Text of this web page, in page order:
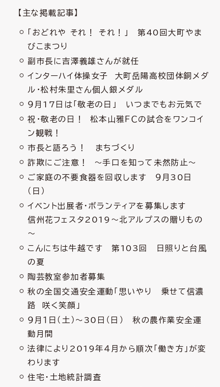
【主な掲載記事】
「おどれや それ！ それ！」 第40回大町やま
びこまつり
副市長に吉澤義雄さんが就任
インターハイ体操女子 大町岳陽高校団体銅メダ
ル・松村朱里さん個人銀メダル
９月17日は「敬老の日」 いつまでもお元気で
祝・敬老の日！ 松本山雅ＦＣの試合をワンコイ
ン観戦！
市長と語ろう！ まちづくり
詐欺にご注意！ ～手口を知って未然防止～
ご家庭の不要食器を回収します ９月30日
（日）
イベント出展者・ボランティアを募集します
信州花フェスタ2019～北アルプスの贈りもの
～
こんにちは牛越です 第103回 日照りと台風
の夏
陶芸教室参加者募集
秋の全国交通安全運動「思いやり 乗せて信濃
路 咲く笑顔」
９月１日（土）～30日（日） 秋の農作業安全運
動月間
法律により2019年４月から順次「働き方」が変
わります
住宅・土地統計調査